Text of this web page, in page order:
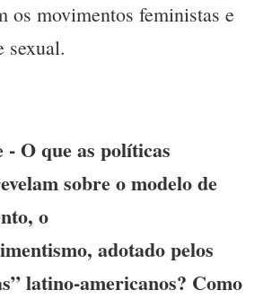
os movimentos feministas e
sexual.
O que as políticas
sobre o modelo de
o
adotado pelos
latino-americanos? Como